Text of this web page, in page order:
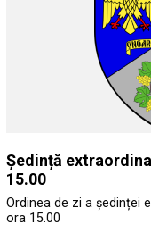
Ședință
15.00
Ordinea de zi a ședinței
ora 15.00